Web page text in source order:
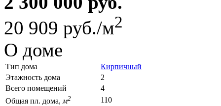
20 909 руб./м2
О доме
Тип дома
Кирпичный
Этажность дома
2
Всего помещений
4
Общая пл. дома, м2
110